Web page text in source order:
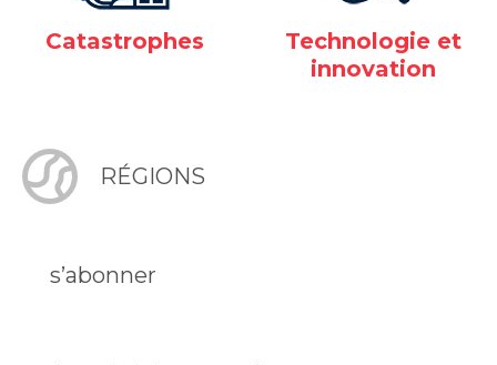
Catastrophes
Technologie et
innovation
RÉGIONS
s’abonner